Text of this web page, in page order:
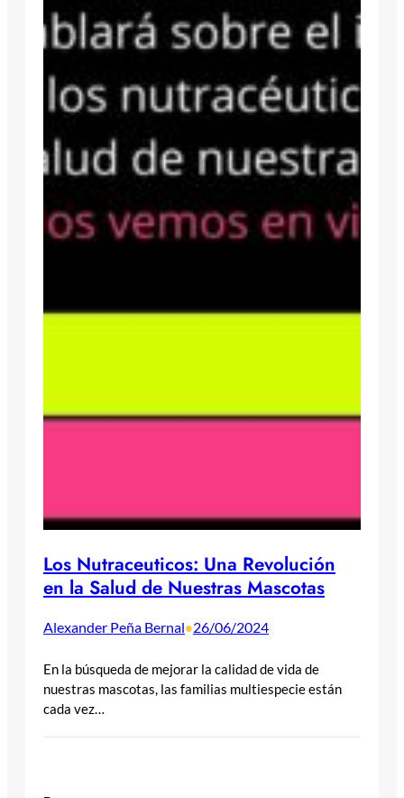
Los Nutraceuticos: Una Revolución
en la Salud de Nuestras Mascotas
Alexander Peña Bernal•26/06/2024
En la búsqueda de mejorar la calidad de vida de
nuestras mascotas, las familias multiespecie están
cada vez…